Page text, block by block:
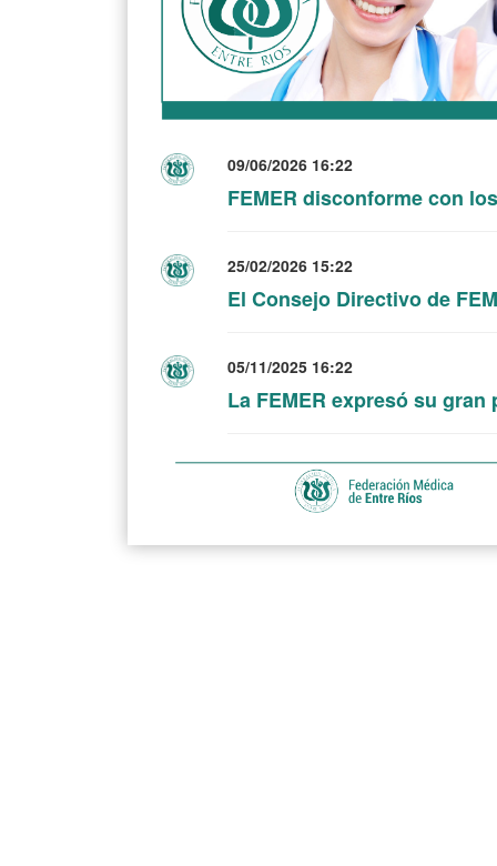
09/06/2026 16:22
FEMER disconforme con
25/02/2026 15:22
El Consejo Directivo de
05/11/2025 16:22
La FEMER expresó su